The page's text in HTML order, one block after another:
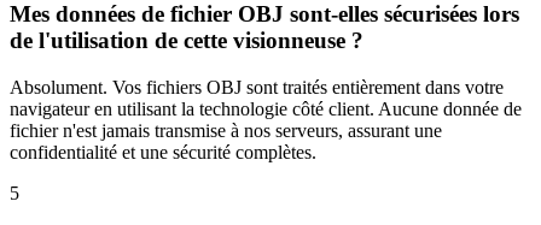
Mes données de fichier OBJ sont-elles sécurisées lors
de l'utilisation de cette visionneuse ?
Absolument. Vos fichiers OBJ sont traités entièrement dans votre
navigateur en utilisant la technologie côté client. Aucune donnée de
fichier n'est jamais transmise à nos serveurs, assurant une
confidentialité et une sécurité complètes.
5